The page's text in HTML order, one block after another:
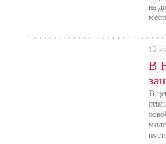
на
В
В
12